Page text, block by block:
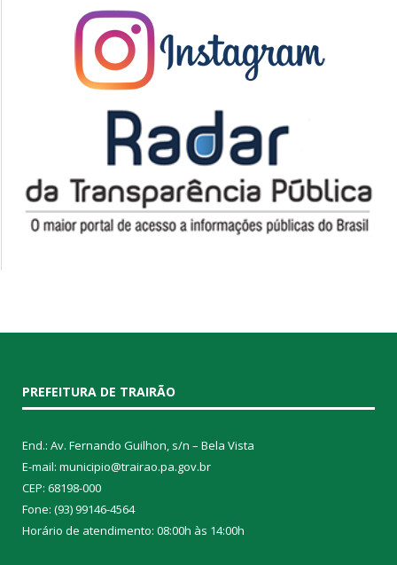
PREFEITURA DE TRAIRÃO
End.: Av. Fernando Guilhon, s/n – Bela Vista
E-mail: municipio@trairao.pa.gov.br
CEP: 68198-000
Fone: (93) 99146-4564
Horário de atendimento: 08:00h às 14:00h